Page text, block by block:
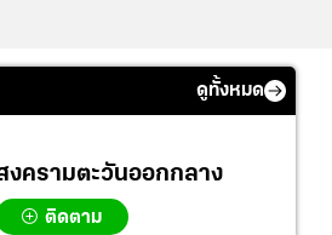
ดูทั้งหมด
งครามตะวันออกกลาง
ติดตาม